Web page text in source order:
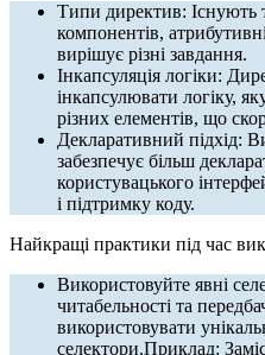
Типи директив: Існують
компонентів,
вирішує різні завдання.
Інкапсуляція логіки:
інкапсулювати логіку,
різних елементів, що
Декларативний підхід:
забезпечує більш
користувацького
і підтримку коду.
Найкращі практики під час
Використовуйте явні
читабельності та
використовувати
селектори.Приклад: